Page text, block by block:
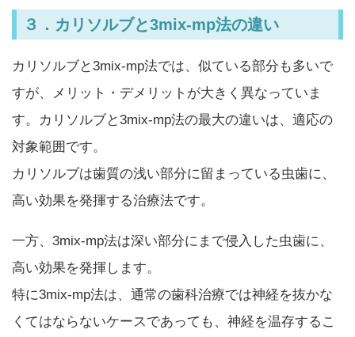
３．カリソルブと3mix-mp法の違い
カリソルブと3mix-mp法では、似ている部分も多いで
すが、メリット・デメリットが大きく異なっていま
す。カリソルブと3mix-mp法の最大の違いは、適応の
対象範囲です。
カリソルブは歯質の浅い部分に留まっている虫歯に、
高い効果を発揮する治療法です。
一方、3mix-mp法は深い部分にまで侵入した虫歯に、
高い効果を発揮します。
特に3mix-mp法は、通常の歯科治療では神経を抜かな
くてはならないケースであっても、神経を温存するこ